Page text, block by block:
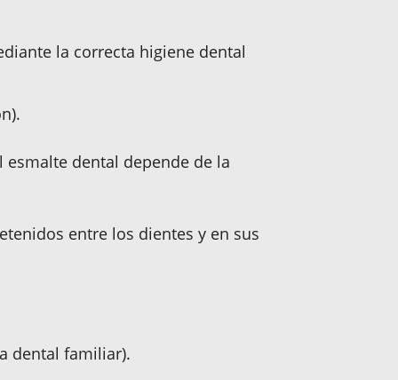
la correcta higiene dental
esmalte dental depende de la
entre los dientes y en sus
dental familiar).